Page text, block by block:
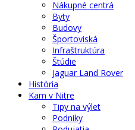
Nákupné centrá
Byty
Budovy
Športoviská
Infraštruktúra
Štúdie
Jaguar Land Rover
História
Kam v Nitre
Tipy na výlet
Podniky